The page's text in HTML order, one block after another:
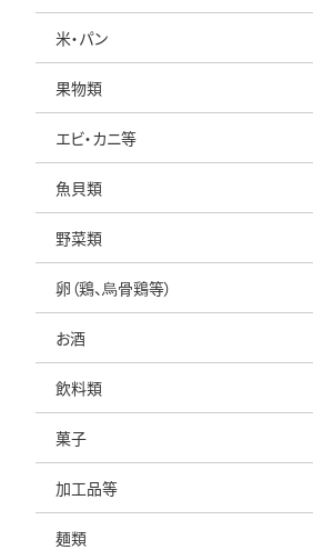
米・パン
果物類
エビ・カニ等
魚貝類
野菜類
卵（鶏、烏骨鶏等）
お酒
飲料類
菓子
加工品等
麺類